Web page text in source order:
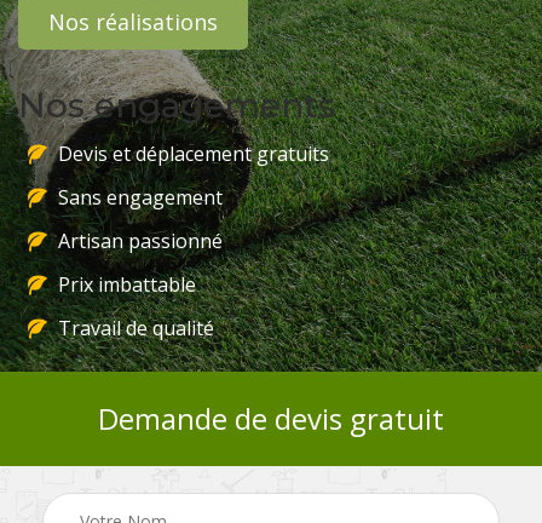
Nos réalisations
Nos engagements
Devis et déplacement gratuits
Sans engagement
Artisan passionné
Prix imbattable
Travail de qualité
Demande de devis gratuit